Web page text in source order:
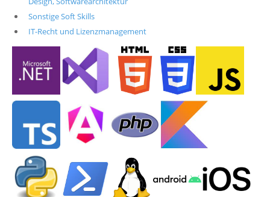
Sonstige Soft Skills
IT-Recht und Lizenzmanagement